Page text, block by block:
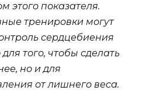
этого показателя.
тренировки могут
сердцебиения
того, чтобы сделать
но и для
от лишнего веса.